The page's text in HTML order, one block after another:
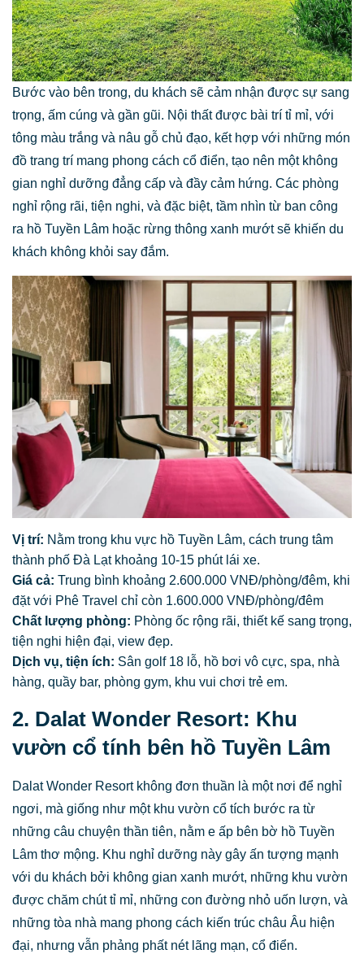
Bước vào bên trong, du khách sẽ cảm nhận được sự sang
trọng, ấm cúng và gần gũi. Nội thất được bài trí tỉ mỉ, với
tông màu trắng và nâu gỗ chủ đạo, kết hợp với những món
đồ trang trí mang phong cách cổ điển, tạo nên một không
gian nghỉ dưỡng đẳng cấp và đầy cảm hứng. Các phòng
nghỉ rộng rãi, tiện nghi, và đặc biệt, tầm nhìn từ ban công
ra hồ Tuyền Lâm hoặc rừng thông xanh mướt sẽ khiến du
khách không khỏi say đắm.
Vị trí: Nằm trong khu vực hồ Tuyền Lâm, cách trung tâm
thành phố Đà Lạt khoảng 10-15 phút lái xe.
Giá cả: Trung bình khoảng 2.600.000 VNĐ/phòng/đêm, khi
đặt với Phê Travel chỉ còn 1.600.000 VNĐ/phòng/đêm
Chất lượng phòng: Phòng ốc rộng rãi, thiết kế sang trọng,
tiện nghi hiện đại, view đẹp.
Dịch vụ, tiện ích: Sân golf 18 lỗ, hồ bơi vô cực, spa, nhà
hàng, quầy bar, phòng gym, khu vui chơi trẻ em.
2. Dalat Wonder Resort: Khu
vườn cổ tính bên hồ Tuyền Lâm
Dalat Wonder Resort không đơn thuần là một nơi để nghỉ
ngơi, mà giống như một khu vườn cổ tích bước ra từ
những câu chuyện thần tiên, nằm e ấp bên bờ hồ Tuyền
Lâm thơ mộng. Khu nghỉ dưỡng này gây ấn tượng mạnh
với du khách bởi không gian xanh mướt, những khu vườn
được chăm chút tỉ mỉ, những con đường nhỏ uốn lượn, và
những tòa nhà mang phong cách kiến trúc châu Âu hiện
đại, nhưng vẫn phảng phất nét lãng mạn, cổ điển.